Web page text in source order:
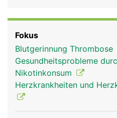
Rubriken
nach hinten und zieht
und das Zwerchfell in den
des Zwerchfells wird sie
als Bauchaorta
Blutgefässe ab: die
Versorgung des Gehirns
Schlüsselbeinarterien, die
Fokus
Blutgerinnung Thrombose
Gesundheitsprobleme
Nikotinkonsum
Herzkrankheiten und